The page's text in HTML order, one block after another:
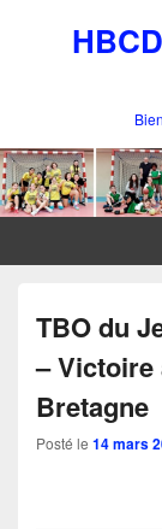
TBO du
– Victoire
Bretagne
Posté le 14 mars